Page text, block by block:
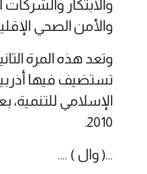
والابتكار
والأمن الصحي
وتعد هذه المرة
تستضيف فيها
الإسلامي للتنمية،
2010.
...( وال ) ....